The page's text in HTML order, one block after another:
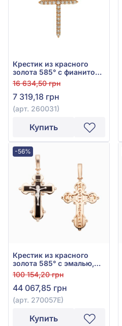
Крестик из красного
золота 585° с фианитом,
арт. 260031
16 634,50 грн
7 319,18 грн
(арт. 260031)
Купить
-56%
Крестик из красного
золота 585° с эмалью,
арт. 270057Е
100 154,20 грн
44 067,85 грн
(арт. 270057Е)
Купить